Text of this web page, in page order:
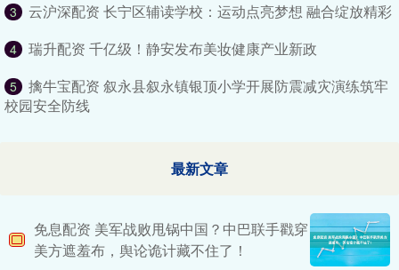
3 云沪深配资 长宁区辅读学校：运动点亮梦想 融合绽放精彩
4 瑞升配资 千亿级！静安发布美妆健康产业新政
5
擒牛宝配资 叙永县叙永镇银顶小学开展防震减灾演练筑牢
校园安全防线
最新文章
免息配资 美军战败甩锅中国？中巴联手戳穿
美方遮羞布，舆论诡计藏不住了！